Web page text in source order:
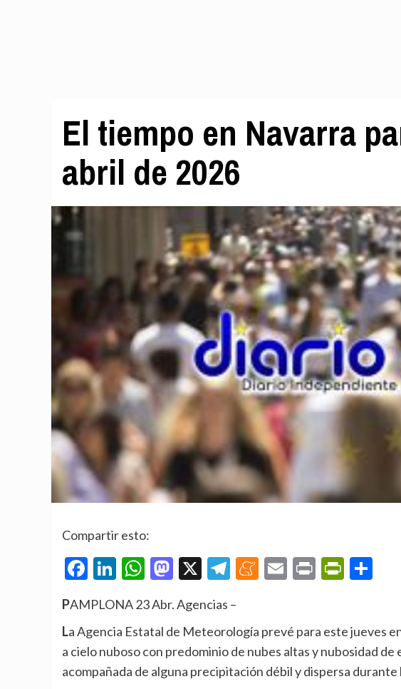
El tiempo en Navarra
abril de 2026
Compartir esto:
Facebook
LinkedIn
WhatsApp
Mastodon
X Telegram
Meneame
EmailPrint
PAMPLONA 23 Abr. Agencias –
La Agencia Estatal de Meteorología prevé para este jueves en Navarra intervalos nubosos aumentando
a cielo nuboso con predominio de nubes altas y nubosidad
acompañada de alguna precipitación débil y dispersa durante